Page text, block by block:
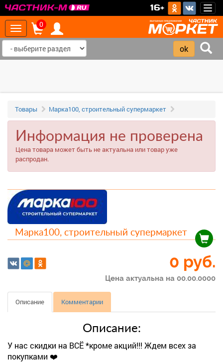
16+
Toggle
navigation
0
Товары Марка100, строительный супермаркет
Информация не проверена
Цена товара может быть не актуальна или товар уже
распродан.
Марка100, строительный супермаркет
0 руб.
Цена актуальна на 00.00.0000
Описание Комментарии
Описание:
У нас скидки на ВСЁ *кроме акций!!! Ждем всех за
покупками ❤️